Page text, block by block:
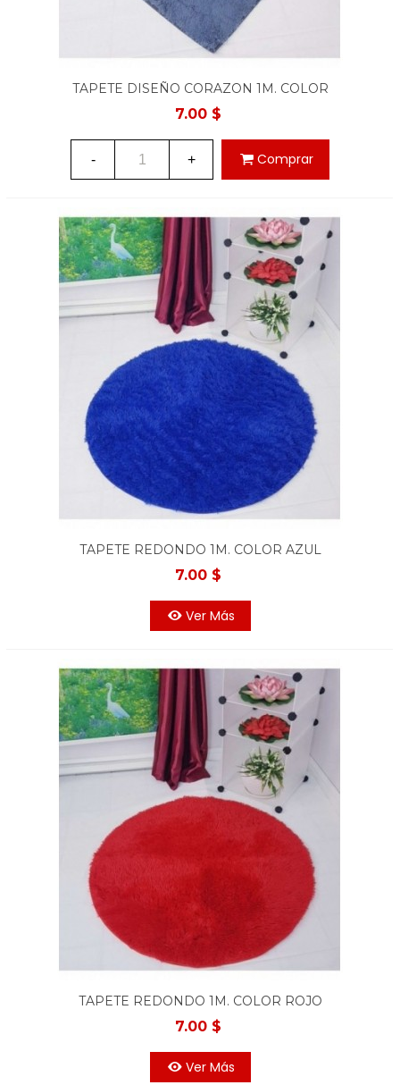
TAPETE DISEÑO CORAZON 1M. COLOR
GRIS
7.00 $
- + Comprar
TAPETE REDONDO 1M. COLOR AZUL
7.00 $
Ver Más
TAPETE REDONDO 1M. COLOR ROJO
7.00 $
Ver Más